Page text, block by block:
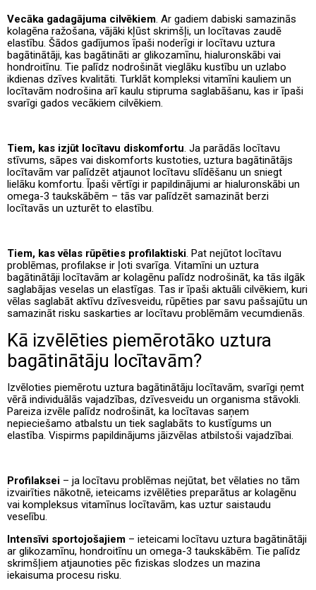
Vecāka gadagājuma cilvēkiem . Ar gadiem dabiski samazinās
kolagēna ražošana, vājāki kļūst skrimšļi, un locītavas zaudē
elastību. Šādos gadījumos īpaši noderīgi ir locītavu uztura
bagātinātāji, kas bagātināti ar glikozamīnu, hialuronskābi vai
hondroitīnu. Tie palīdz nodrošināt vieglāku kustību un uzlabo
ikdienas dzīves kvalitāti. Turklāt kompleksi vitamīni kauliem un
locītavām nodrošina arī kaulu stipruma saglabāšanu, kas ir īpaši
svarīgi gados vecākiem cilvēkiem.
Tiem, kas izjūt locītavu diskomfortu . Ja parādās locītavu
stīvums, sāpes vai diskomforts kustoties, uztura bagātinātājs
locītavām var palīdzēt atjaunot locītavu slīdēšanu un sniegt
lielāku komfortu. Īpaši vērtīgi ir papildinājumi ar hialuronskābi un
omega-3 taukskābēm – tās var palīdzēt samazināt berzi
locītavās un uzturēt to elastību.
Tiem, kas vēlas rūpēties profilaktiski . Pat nejūtot locītavu
problēmas, profilakse ir ļoti svarīga. Vitamīni un uztura
bagātinātāji locītavām ar kolagēnu palīdz nodrošināt, ka tās ilgāk
saglabājas veselas un elastīgas. Tas ir īpaši aktuāli cilvēkiem, kuri
vēlas saglabāt aktīvu dzīvesveidu, rūpēties par savu pašsajūtu un
samazināt risku saskarties ar locītavu problēmām vecumdienās.
Kā izvēlēties piemērotāko uztura
bagātinātāju locītavām?
Izvēloties piemērotu uztura bagātinātāju locītavām, svarīgi ņemt
vērā individuālās vajadzības, dzīvesveidu un organisma stāvokli.
Pareiza izvēle palīdz nodrošināt, ka locītavas saņem
nepieciešamo atbalstu un tiek saglabāts to kustīgums un
elastība. Vispirms papildinājums jāizvēlas atbilstoši vajadzībai.
Profilaksei – ja locītavu problēmas nejūtat, bet vēlaties no tām
izvairīties nākotnē, ieteicams izvēlēties preparātus ar kolagēnu
vai kompleksus vitamīnus locītavām, kas uztur saistaudu
veselību.
Intensīvi sportojošajiem – ieteicami locītavu uztura bagātinātāji
ar glikozamīnu, hondroitīnu un omega-3 taukskābēm. Tie palīdz
skrimšļiem atjaunoties pēc fiziskas slodzes un mazina
iekaisuma procesu risku.